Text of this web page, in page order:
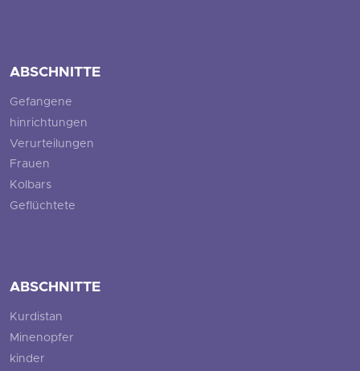
ABSCHNITTE
Gefangene
hinrichtungen
Verurteilungen
Frauen
Kolbars
Geflüchtete
ABSCHNITTE
Kurdistan
Minenopfer
kinder